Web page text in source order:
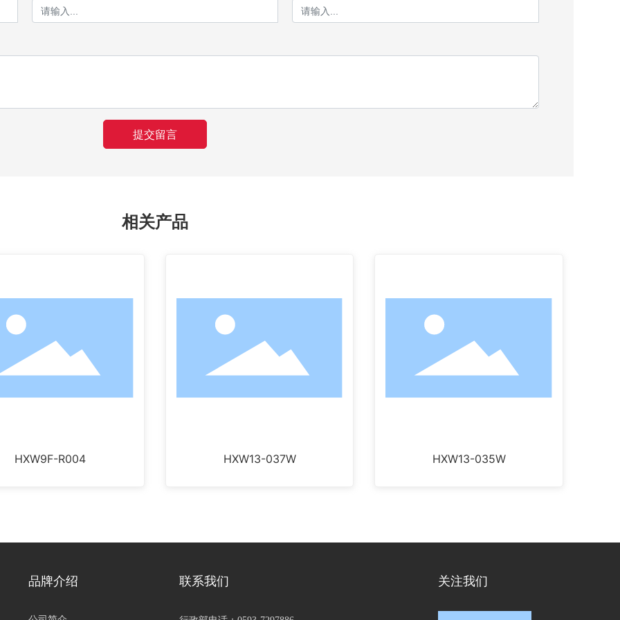
提交留言
相关产品
HXW9F-R004 HXW13-037W HXW13-035W
品牌介绍 联系我们 关注我们